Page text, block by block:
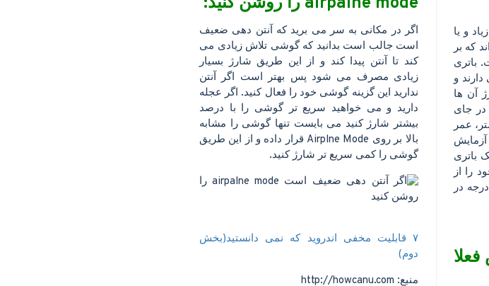
و یا
که بر
باتری
و
آن ها
جای
عمر
۵ تا ۱۰ درجه یک باتری
خود را از
دست می دهد و در دمای حدودا ۲۵ تا ۳۰ درجه در
اگر در مکانی به سر می برید که آنتن دهی ضعیف
است جالب است بدانید که گوشی تلاش زیادی می
کند تا آنتن پیدا کند و از این طریق شارژ بسیار
زیادی مصرف می شود پس بهتر است اگر آنتن
ندارید این گزینه گوشی خود را فعال کنید. اگر عجله
دارید و می خواهید سریع تر گوشی را با درصد
بیشتر شارژ کنید می بایست تنها گوشی را مشابه
بالا بر روی Airplne Mode قرار داده و از این طریق
گوشی را کمی سریع تر شارژ کنید.
۷ قابلیت مخفی اندروید که نمی دانستید(بخش
دوم)
منبع: http://howcanu.com